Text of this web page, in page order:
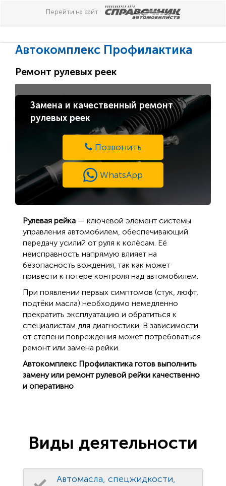
Перейти на сайт
Автокомплекс Профилактика
Ремонт рулевых реек
Замена и качественный ремонт
рулевых реек
Позвонить
WhatsApp
Рулевая рейка — ключевой элемент системы
управления автомобилем, обеспечивающий
передачу усилий от руля к колёсам. Её
неисправность напрямую влияет на
безопасность вождения, так как может
привести к потере контроля над автомобилем.
При появлении первых симптомов (стук, люфт,
подтёки масла) необходимо немедленно
прекратить эксплуатацию и обратиться к
специалистам для диагностики. В зависимости
от степени повреждения может потребоваться
ремонт или замена рейки.
Автокомплекс Профилактика готов выполнить
замену или ремонт рулевой рейки качественно
и оперативно
Виды деятельности
Автомасла, спецжидкости,